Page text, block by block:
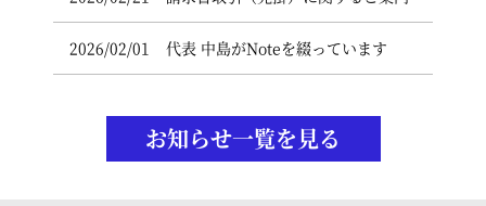
2026/02/01 代表 中島がNoteを綴っています
お知らせ一覧を見る